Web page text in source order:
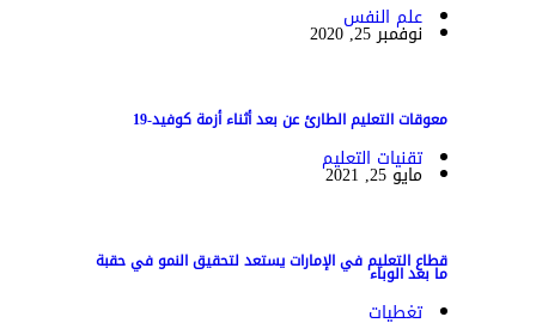
علم النفس
نوفمبر 25, 2020
معوقات التعليم الطارئ عن بعد أثناء أزمة كوفيد-19
تقنيات التعليم
مايو 25, 2021
قطاع التعليم في الإمارات يستعد لتحقيق النمو في حقبة
ما بعد الوباء
تغطيات